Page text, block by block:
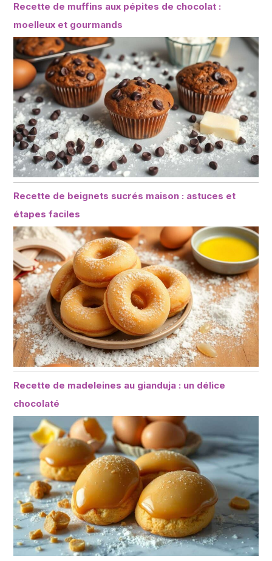
Recette de muffins aux pépites de chocolat :
moelleux et gourmands
Recette de beignets sucrés maison : astuces et
étapes faciles
Recette de madeleines au gianduja : un délice
chocolaté